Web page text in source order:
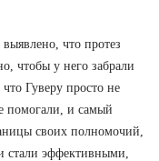
что протез
чтобы у него забрали
Гуверу просто не
помогали, и самый
своих полномочий,
стали эффективными,